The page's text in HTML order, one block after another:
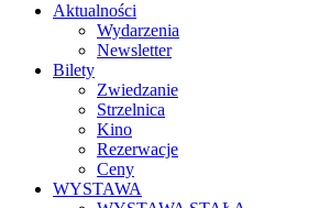
Aktualności
Wydarzenia
Newsletter
Bilety
Zwiedzanie
Strzelnica
Kino
Rezerwacje
Ceny
WYSTAWA